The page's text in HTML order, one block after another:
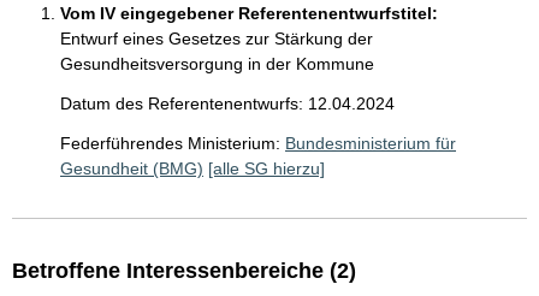
Vom IV eingegebener Referentenentwurfstitel:
Entwurf eines Gesetzes zur Stärkung der
Gesundheitsversorgung in der Kommune
Datum des Referentenentwurfs: 12.04.2024
Federführendes Ministerium: Bundesministerium für
Gesundheit (BMG) [alle SG hierzu]
Betroffene Interessenbereiche (2)